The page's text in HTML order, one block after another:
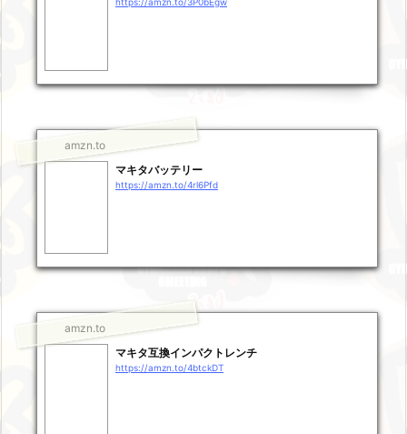
amzn.to
マキタバッテリー
https://amzn.to/4rl6Pfd
amzn.to
マキタ互換インパクトレンチ
https://amzn.to/4btckDT